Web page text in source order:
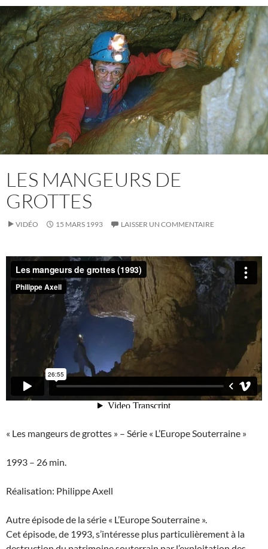
LES MANGEURS DE
GROTTES
VIDÉO 15 MARS 1993 LAISSER UN COMMENTAIRE
« Les mangeurs de grottes » – Série « L’Europe Souterraine »
1993 – 26 min.
Réalisation: Philippe Axell
Autre épisode de la série « L’Europe Souterraine ».
Cet épisode, de 1993, s’intéresse plus particulièrement à la